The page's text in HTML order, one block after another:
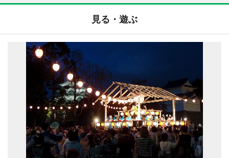
見る・遊ぶ